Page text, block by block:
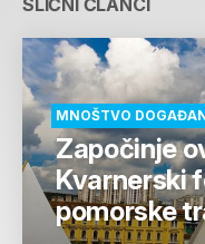
SLIČNI ČLANCI
MNOŠTVO
Započinje
Kvarnerski
pomorske